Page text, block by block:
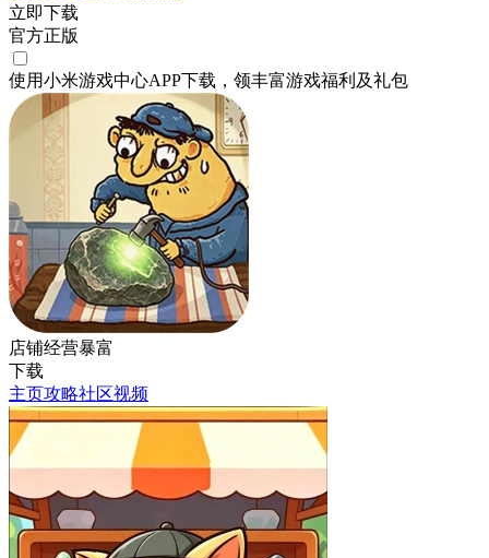
立即下载
官方正版
使用小米游戏中心APP下载 ，领丰富游戏福利 及礼包
店铺经营暴富
下载
主页攻略社区视频